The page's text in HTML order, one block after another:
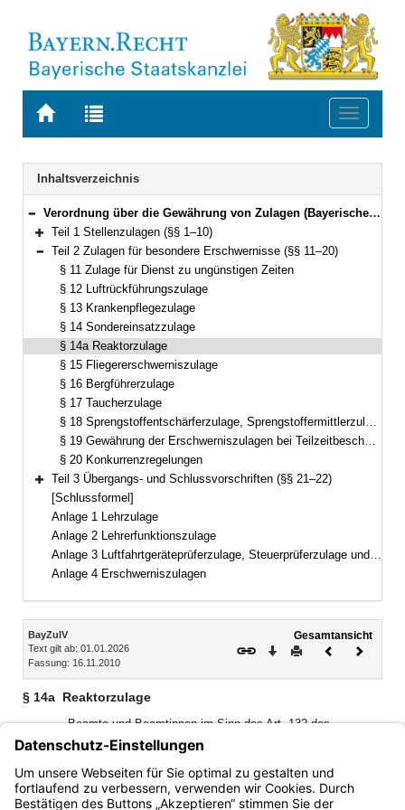
Zur
BAYERN.RECHT
Zur
letzten
Suche
Toggle
Navigation
Inhaltsverzeichnis
Bereich reduzieren
Verordnung über die Gewährung von Zulagen (Bayerische Zulagenverordnung – BayZulV) Vom 16. November 2010 (GVBl. S. 747) BayRS 2032-2-11-F (§§ 1–22)
Bereich erweitern
Teil 1 Stellenzulagen (§§ 1–10)
Bereich reduzieren
Teil 2 Zulagen für besondere Erschwernisse (§§ 11–20)
§ 11 Zulage für Dienst zu ungünstigen Zeiten
§ 12 Luftrückführungszulage
§ 13 Krankenpflegezulage
§ 14 Sondereinsatzzulage
§ 14a Reaktorzulage
§ 15 Fliegererschwerniszulage
§ 16 Bergführerzulage
§ 17 Taucherzulage
§ 18 Sprengstoffentschärferzulage, Sprengstoffermittlerzulage
§ 19 Gewährung der Erschwerniszulagen bei Teilzeitbeschäftigung
§ 20 Konkurrenzregelungen
Bereich erweitern
Teil 3 Übergangs- und Schlussvorschriften (§§ 21–22)
[Schlussformel]
Anlage 1 Lehrzulage
Anlage 2 Lehrerfunktionszulage
Anlage 3 Luftfahrtgeräteprüferzulage, Steuerprüferzulage und Justizwachtmeisterzulage
Anlage 4 Erschwerniszulagen
Inhalt
BayZulV
Text gilt ab: 01.01.2026
Fassung: 16.11.2010
Gesamtansicht
Download
DruckenVorheriges
§ 14a Reaktorzulage
Beamte und Beamtinnen im Sinn des Art. 132 des
Bayerischen Beamtengesetzes, die bei der Werkfeuerwehr
der Technischen Universität in Garching verwendet werden
und voll feuerwehrdiensttauglich sind, erhalten eine
monatliche Reaktorzulage nach Anlage 4.